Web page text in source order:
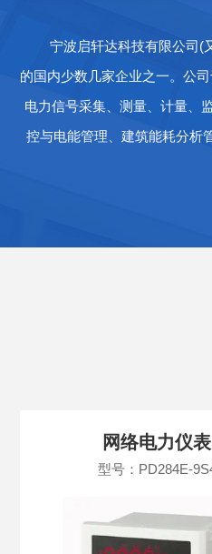
宁波启轩达科技有限公司(
的国内少数几家企业之一。公
电力信号采集、测量、计量、
控与电能管理、建筑能耗分析
网络电力仪表
型号：PD284E-